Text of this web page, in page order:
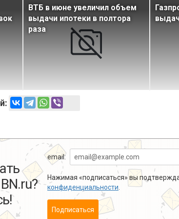
ВТБ в июне увеличил объем
выдачи ипотеки в полтора
раза
email:
Нажимая «подписаться» вы
конфиденциальности
Подписаться